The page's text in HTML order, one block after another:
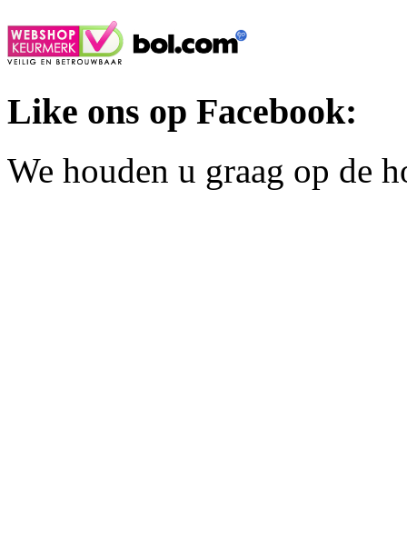
Like ons op Facebook:
We houden u graag op de